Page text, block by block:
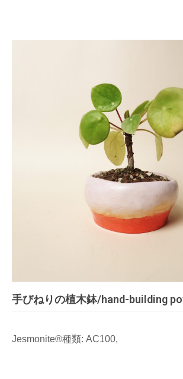
手びねりの植木鉢/hand-building
Jesmonite®種類: AC100,